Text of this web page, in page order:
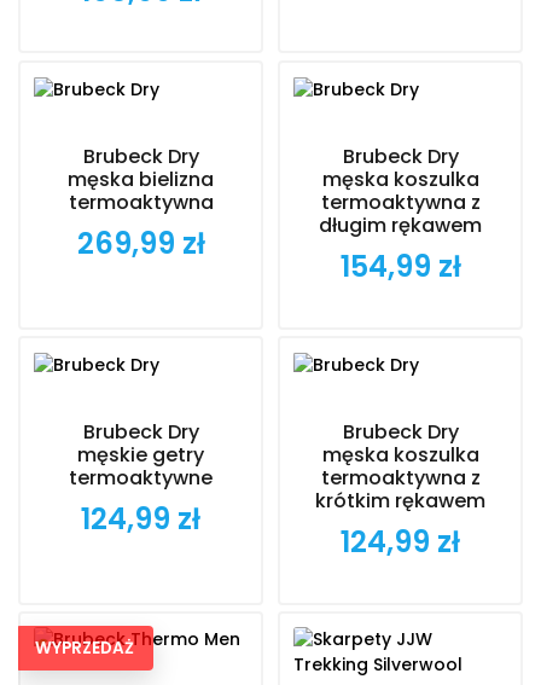
Brubeck Dry
męska bielizna
termoaktywna
Cena
269,99 zł
Brubeck Dry
męska koszulka
termoaktywna z
długim rękawem
Cena
154,99 zł
Brubeck Dry
męskie getry
termoaktywne
Cena
124,99 zł
Brubeck Dry
męska koszulka
termoaktywna z
krótkim rękawem
Cena
124,99 zł
WYPRZEDAŻ